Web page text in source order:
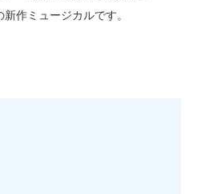
作ミュージカルです。